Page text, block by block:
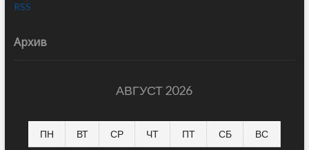
RSS
Архив
АВГУСТ 2026
ПН ВТ СР ЧТ ПТ СБ ВС